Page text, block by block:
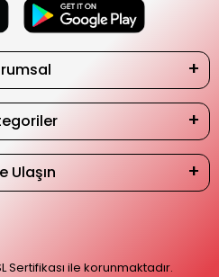
Ulaşın
Sertifikası ile korunmaktadır.